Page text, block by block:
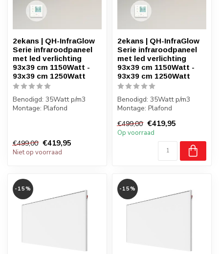
2ekans | QH-InfraGlow
Serie infraroodpaneel
met led verlichting
93x39 cm 1150Watt -
93x39 cm 1250Watt
Benodigd: 35Watt p/m3
Montage: Plafond
€499,00 €419,95
Niet op voorraad
2ekans | QH-InfraGlow
Serie infraroodpaneel
met led verlichting
93x39 cm 1150Watt -
93x39 cm 1250Watt
Benodigd: 35Watt p/m3
Montage: Plafond
Badkamer: Nee
€499,00 €419,95
Op voorraad
-15% -15%